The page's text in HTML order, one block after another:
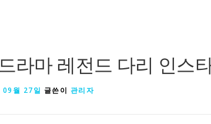
라마 레전드 다리 인스
09월 27일 글쓴이 관리자